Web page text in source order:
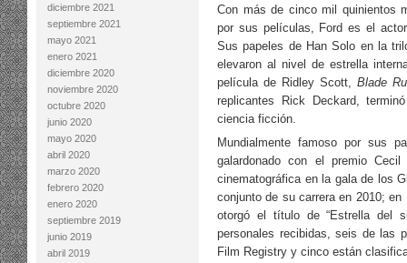
diciembre 2021
septiembre 2021
mayo 2021
enero 2021
diciembre 2020
noviembre 2020
octubre 2020
junio 2020
mayo 2020
abril 2020
marzo 2020
febrero 2020
enero 2020
septiembre 2019
junio 2019
abril 2019
Con más de cinco mil quinientos
por sus películas, Ford es el
Sus papeles de Han Solo en la
elevaron al nivel de estrella
película de Ridley Scott,Blade
replicantes Rick Deckard,
ciencia ficción.
Mundialmente famoso por sus
galardonado con el premio
cinematográfica en la gala de los
conjunto de su carrera en 2010;
otorgó el título de “Estrella del
personales recibidas, seis de las
Film Registry y cinco están